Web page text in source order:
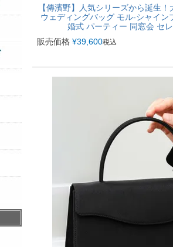
【傳濱野】人気シリーズから誕生
ウェディングバッグ モル-シャイ
婚式 パーティー 同窓会 セ
販売価格 ¥39,600税込